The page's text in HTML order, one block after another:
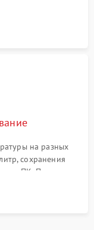
эталонному
температур.
на разных
сохранения
на ПК. Проверка
качества.